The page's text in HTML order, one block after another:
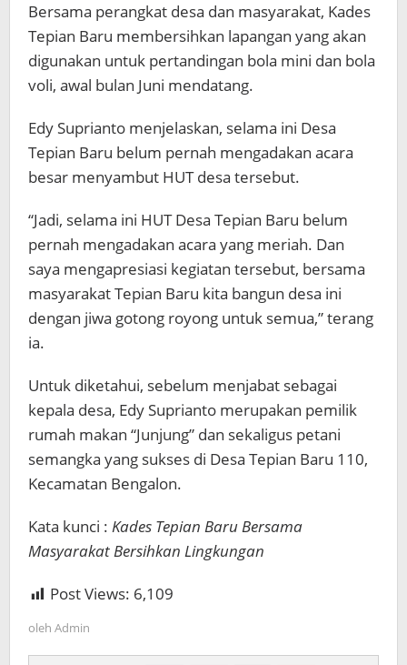
Bersama perangkat desa dan masyarakat, Kades
Tepian Baru membersihkan lapangan yang akan
digunakan untuk pertandingan bola mini dan bola
voli, awal bulan Juni mendatang.
Edy Suprianto menjelaskan, selama ini Desa
Tepian Baru belum pernah mengadakan acara
besar menyambut HUT desa tersebut.
“Jadi, selama ini HUT Desa Tepian Baru belum
pernah mengadakan acara yang meriah. Dan
saya mengapresiasi kegiatan tersebut, bersama
masyarakat Tepian Baru kita bangun desa ini
dengan jiwa gotong royong untuk semua,” terang
ia.
Untuk diketahui, sebelum menjabat sebagai
kepala desa, Edy Suprianto merupakan pemilik
rumah makan “Junjung” dan sekaligus petani
semangka yang sukses di Desa Tepian Baru 110,
Kecamatan Bengalon.
Kata kunci : Kades Tepian Baru Bersama
Masyarakat Bersihkan Lingkungan
Post Views: 6,109
oleh Admin